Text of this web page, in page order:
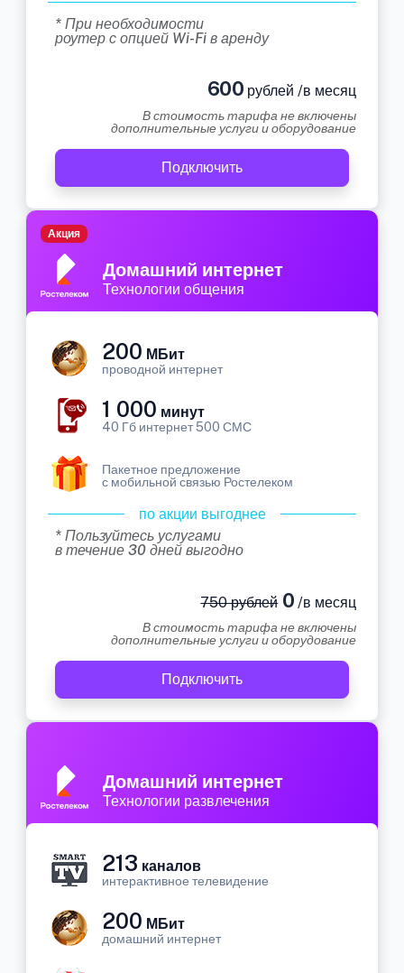
* При необходимости
роутер с опцией Wi-Fi в аренду
600 рублей /в месяц
В стоимость тарифа не включены
дополнительные услуги и оборудование
Подключить
Домашний интернет
Технологии общения
Акция
200 МБит
проводной интернет
1 000 минут
40 Гб интернет 500 СМС
Пакетное предложение
с мобильной связью Ростелеком
по акции выгоднее
* Пользуйтесь услугами
в течение 30 дней выгодно
750 рублей0 /в месяц
В стоимость тарифа не включены
дополнительные услуги и оборудование
Подключить
Домашний интернет
Технологии развлечения
213 каналов
интерактивное телевидение
200 МБит
домашний интернет